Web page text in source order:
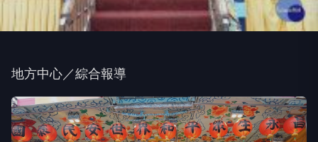
地方中心／綜合報導